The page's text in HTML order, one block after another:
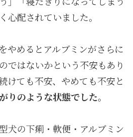
心配されていました。
やめるとアルブミンがさらに
ではないかという不安もあり
けても不安、やめても不安と
りのような状態でした。
犬の下痢・軟便・アルブミン